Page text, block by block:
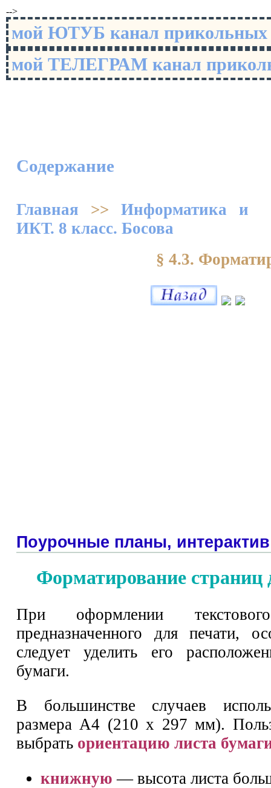
-->
мой ЮТУБ канал
мой ТЕЛЕГРАМ канал
Содержание
Главная >> Информатика и
ИКТ. 8 класс. Босова
§ 4.3.
Поурочные планы, интерактив
Форматирование страниц
При оформлении
предназначенного для печати,
следует уделить его
бумаги.
В большинстве случаев
размера А4 (210 х 297 мм).
выбрать ориентацию листа
книжную — высота листа